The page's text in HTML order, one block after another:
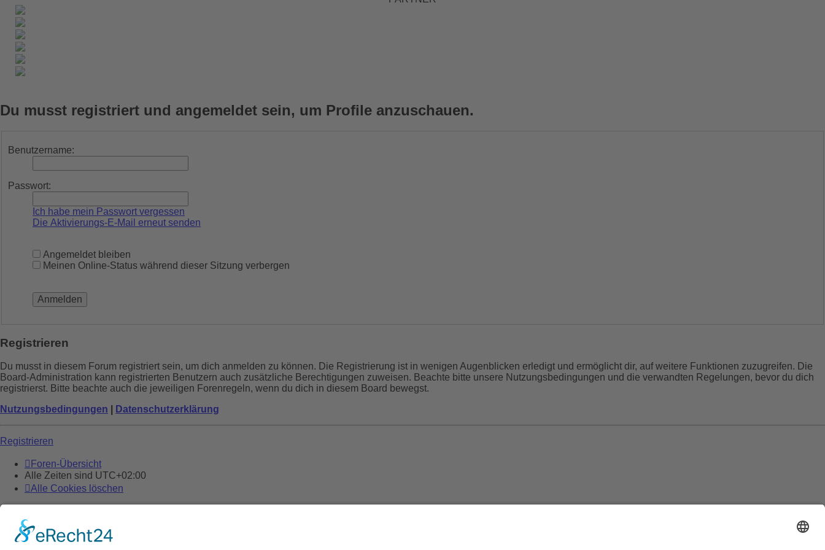
Du musst registriert und angemeldet sein, um Profile anzuschauen.
Benutzername:
Passwort:
Ich habe mein Passwort vergessen
Die Aktivierungs-E-Mail erneut senden
Angemeldet bleiben
Meinen Online-Status während dieser Sitzung verbergen
Registrieren
Du musst in diesem Forum registriert sein, um dich anmelden zu können. Die Registrierung ist in wenigen Augenblicken erledigt und ermöglicht dir, auf weitere Funktionen zuzugreifen. Die
Board-Administration kann registrierten Benutzern auch zusätzliche Berechtigungen zuweisen. Beachte bitte unsere Nutzungsbedingungen und die verwandten Regelungen, bevor du dich
registrierst. Bitte beachte auch die jeweiligen Forenregeln, wenn du dich in diesem Board bewegst.
Nutzungsbedingungen
Datenschutzerklärung
Registrieren
Foren-Übersicht
Alle Zeiten sind UTC+02:00
Alle Cookies löschen
Powered by
Deutsche Übersetzung durch